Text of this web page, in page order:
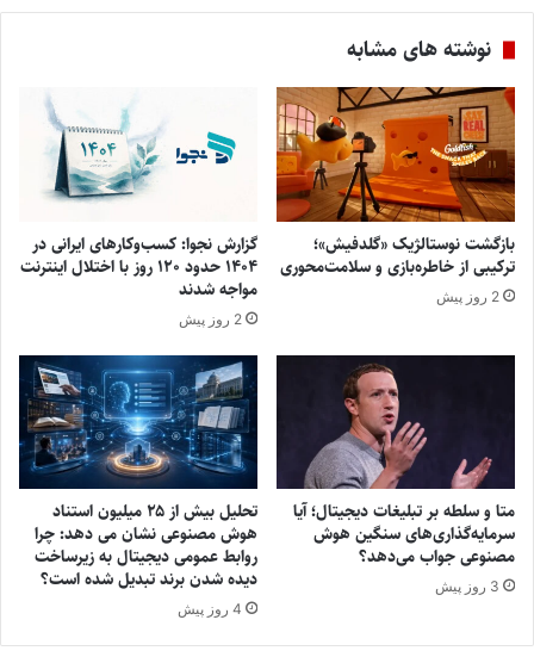
نوشته های مشابه
بازگشت نوستالژیک «گلدفیش»؛
ترکیبی از خاطره‌بازی و سلامت‌محوری
2 روز پیش
گزارش نجوا: کسب‌وکارهای ایرانی در
۱۴۰۴ حدود ۱۲۰ روز با اختلال اینترنت
مواجه شدند
2 روز پیش
متا و سلطه بر تبلیغات دیجیتال؛ آیا
سرمایه‌گذاری‌های سنگین هوش
مصنوعی جواب می‌دهد؟
3 روز پیش
تحلیل بیش از ۲۵ میلیون استناد
هوش مصنوعی نشان می ‌دهد: چرا
روابط عمومی دیجیتال به زیرساخت
دیده‌ شدن برند تبدیل شده است؟
4 روز پیش